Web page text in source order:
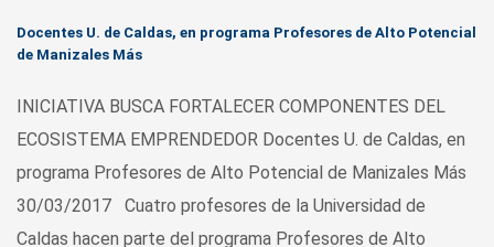
Docentes U. de Caldas, en programa Profesores de Alto Potencial
de Manizales Más
INICIATIVA BUSCA FORTALECER COMPONENTES DEL
ECOSISTEMA EMPRENDEDOR Docentes U. de Caldas, en
programa Profesores de Alto Potencial de Manizales Más
30/03/2017 Cuatro profesores de la Universidad de
Caldas hacen parte del programa Profesores de Alto